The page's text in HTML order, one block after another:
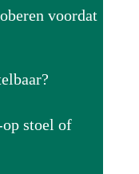
voordat
stoel of